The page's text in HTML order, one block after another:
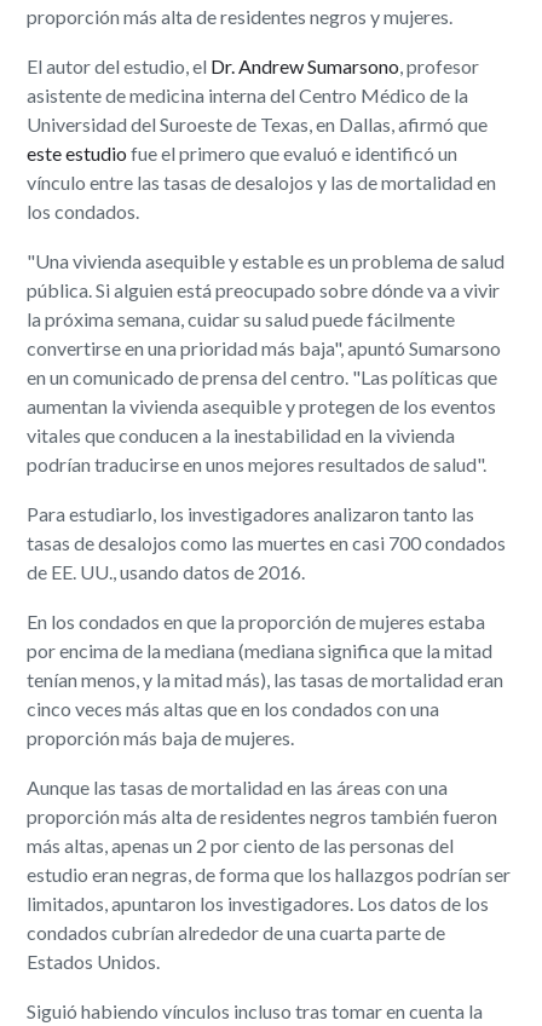
proporción más alta de residentes negros y mujeres.
El autor del estudio, el Dr. Andrew Sumarsono , profesor
asistente de medicina interna del Centro Médico de la
Universidad del Suroeste de Texas, en Dallas, afirmó que
este estudio fue el primero que evaluó e identificó un
vínculo entre las tasas de desalojos y las de mortalidad en
los condados.
"Una vivienda asequible y estable es un problema de salud
pública. Si alguien está preocupado sobre dónde va a vivir
la próxima semana, cuidar su salud puede fácilmente
convertirse en una prioridad más baja", apuntó Sumarsono
en un comunicado de prensa del centro. "Las políticas que
aumentan la vivienda asequible y protegen de los eventos
vitales que conducen a la inestabilidad en la vivienda
podrían traducirse en unos mejores resultados de salud".
Para estudiarlo, los investigadores analizaron tanto las
tasas de desalojos como las muertes en casi 700 condados
de EE. UU., usando datos de 2016.
En los condados en que la proporción de mujeres estaba
por encima de la mediana (mediana significa que la mitad
tenían menos, y la mitad más), las tasas de mortalidad eran
cinco veces más altas que en los condados con una
proporción más baja de mujeres.
Aunque las tasas de mortalidad en las áreas con una
proporción más alta de residentes negros también fueron
más altas, apenas un 2 por ciento de las personas del
estudio eran negras, de forma que los hallazgos podrían ser
limitados, apuntaron los investigadores. Los datos de los
condados cubrían alrededor de una cuarta parte de
Estados Unidos.
Siguió habiendo vínculos incluso tras tomar en cuenta la